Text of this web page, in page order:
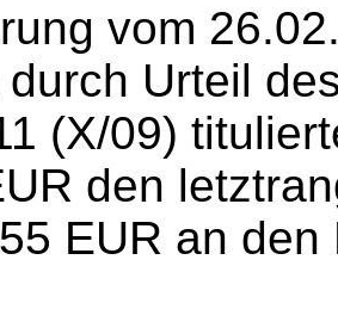
vom
Urteil
(X/09)
den
EUR an